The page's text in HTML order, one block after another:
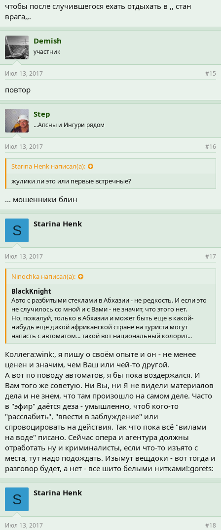
чтобы после случившегося ехать отдыхать в ,, стан
врага,,.
Demish
участник
Июл 13, 2017 #15
повтор
Step
...Апсны и Ингури рядом
Июл 13, 2017 #16
Starina Henk написал(а):
жулики ли это или первые встречные?
... мошенники блин
S Starina Henk
Июл 13, 2017 #17
Ninochka написал(а):
BlackKnight
Авто с разбитыми стеклами в Абхазии - не редкость. И если это
не случилось со мной и с Вами - не значит, что этого нет.
Но, пожалуй, только в Абхазии и может быть еще в какой-
нибудь еще дикой африканской стране на туриста могут
напасть с автоматом... такой вот национальный колорит...
Коллега:wink:, я пишу о своём опыте и он - не менее
ценен и значим, чем Ваш или чей-то другой.
А вот по поводу автоматов, я бы пока воздержался. И
Вам того же советую. Ни Вы, ни Я не видели материалов
дела и не знем, что там произошло на самом деле. Часто
в "эфир" даётся деза - умышленно, чтоб кого-то
"расслабить", "ввести в заблуждение" или
спровоцировать на действия. Так что пока всё "вилами
на воде" писано. Сейчас опера и агентура должны
отработать ну и криминалисты, если что-то изъято с
места, тут надо подождать. Изымут вещдоки - вот тогда и
разговор будет, а нет - всё шито белыми нитками!:gorets:
S Starina Henk
Июл 13, 2017 #18